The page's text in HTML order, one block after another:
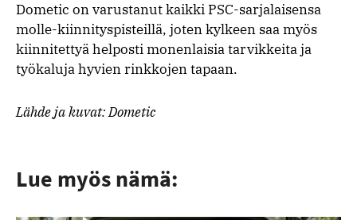
Dometic on varustanut kaikki PSC-sarjalaisensa
molle-kiinnityspisteillä, joten kylkeen saa myös
kiinnitettyä helposti monenlaisia tarvikkeita ja
työkaluja hyvien rinkkojen tapaan.
Lähde ja kuvat: Dometic
Lue myös nämä: